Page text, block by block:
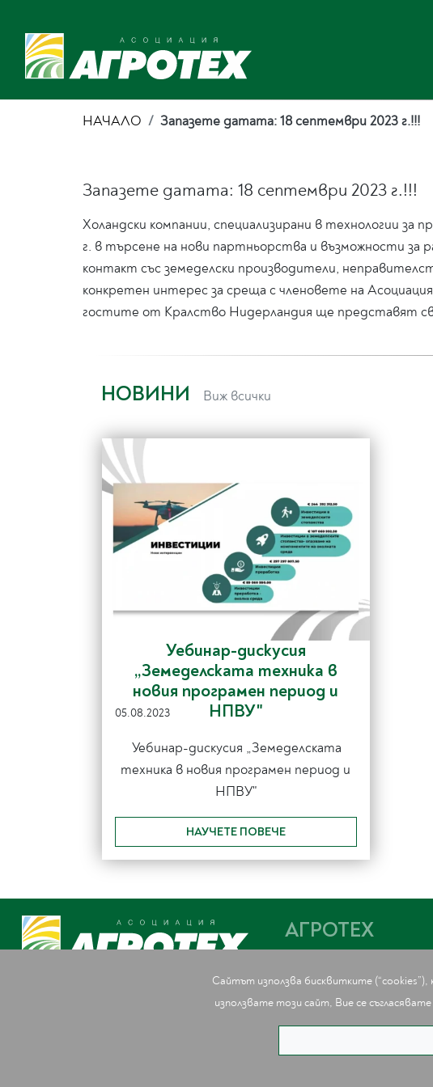
НАЧАЛО Запазете датата: 18 септември 2023 г.!!!
Запазете датата: 18 септември 2023 г.!!!
Холандски компании, специализирани в технологии
г. в търсене на нови партньорства и възможности
контакт със земеделски производители,
конкретен интерес за среща с членовете на
гостите от Кралство Нидерландия ще представят
НОВИНИ Виж всички
Уебинар-дискусия
„Земеделската техника в
новия програмен период и
НПВУ"
05.08.2023
Уебинар-дискусия „Земеделската
техника в новия програмен период и
НПВУ"
НАУЧЕТЕ ПОВЕЧЕ
Сайтът използва бисквитките
използвате този сайт, Вие се
АГРОТЕХ
УПРАВИТЕЛЕН СЪВЕТ
ЧЛЕНОВЕ